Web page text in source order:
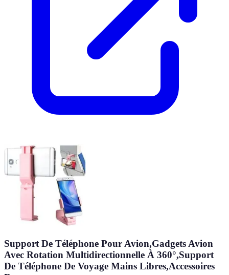
Support De Téléphone Pour Avion,Gadgets Avion
Avec Rotation Multidirectionnelle À 360°,Support
De Téléphone De Voyage Mains Libres,Accessoires